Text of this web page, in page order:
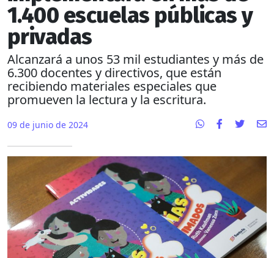
1.400 escuelas públicas y
privadas
Alcanzará a unos 53 mil estudiantes y más de
6.300 docentes y directivos, que están
recibiendo materiales especiales que
promueven la lectura y la escritura.
09 de junio de 2024